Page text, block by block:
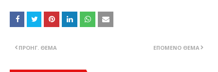
ΕΠΌΜΕΝΟ ΘΈΜΑ
ΠΡΟΗΓ. ΘΈΜΑ